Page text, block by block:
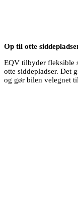
Op til otte
EQV tilbyder fleksible
otte siddepladser. Det
og gør bilen velegnet